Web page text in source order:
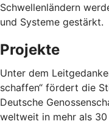
Schwellenländern
und Systeme gestärkt.
Projekte
Unter dem
schaffen“ fördert die
Deutsche
weltweit in mehr als